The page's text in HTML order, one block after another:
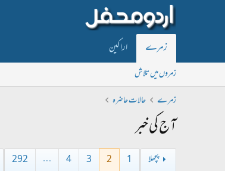
زمرے اراکین
زمروں میں تلاش
زمرے
حالات حاضرہ
آج کی خبر
پچھلا 1
2
3
4
…
292